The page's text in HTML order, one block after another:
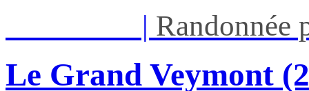
| Randonnée
Le Grand Veymont